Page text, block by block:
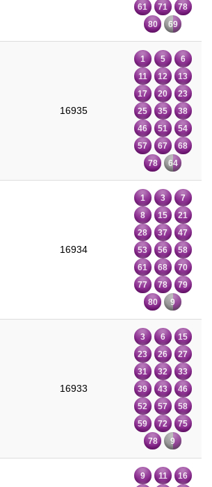
61
71
78
80
69
16935
1 5
6
11
12
13
17
20
23
25
35
38
46
51
54
57
67
68
78
64
16934
1 3
7
8
15
21
28
37
47
53
56
58
61
68
70
77
78
79
80
9
16933
3 6
15
23
26
27
31
32
33
39
43
46
52
57
58
59
72
75
78
9
9 11
16